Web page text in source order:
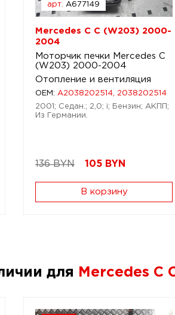
арт. A677149
Mercedes C C (W203) 2000-
2004
Моторчик печки Mercedes C
(W203) 2000-2004
Отопление и вентиляция
OEM: A2038202514, 2038202514
2001; Седан.; 2,0; i; Бензин; АКПП;
Из Германии.
136 BYN 105 BYN
В корзину
для Mercedes C